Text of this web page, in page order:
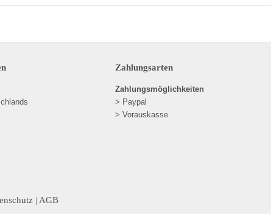
Zahlungsarten
Zahlungsmöglichkeiten
> Paypal
> Vorauskasse
| AGB